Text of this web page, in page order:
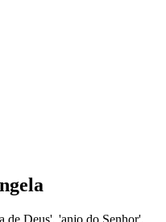
de Deus', 'anjo do Senhor',